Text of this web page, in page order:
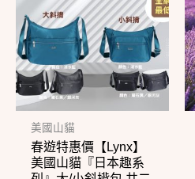
美國山貓
春遊特惠價【Lynx】
美國山貓『日本趣系
品
有
多
種
可
在